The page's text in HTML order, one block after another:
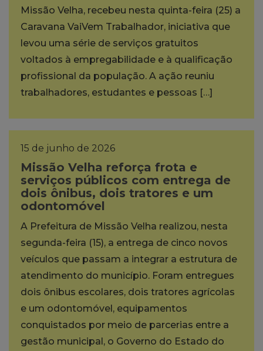
Missão Velha, recebeu nesta quinta-feira (25) a
Caravana VaiVem Trabalhador, iniciativa que
levou uma série de serviços gratuitos
voltados à empregabilidade e à qualificação
profissional da população. A ação reuniu
trabalhadores, estudantes e pessoas […]
15 de junho de 2026
Missão Velha reforça frota e
serviços públicos com entrega de
dois ônibus, dois tratores e um
odontomóvel
A Prefeitura de Missão Velha realizou, nesta
segunda-feira (15), a entrega de cinco novos
veículos que passam a integrar a estrutura de
atendimento do município. Foram entregues
dois ônibus escolares, dois tratores agrícolas
e um odontomóvel, equipamentos
conquistados por meio de parcerias entre a
gestão municipal, o Governo do Estado do